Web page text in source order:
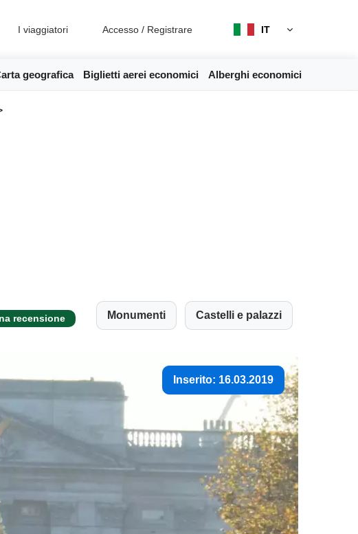
I viaggiatori Accesso / Registrare IT
geografica Biglietti aerei economici Alberghi economici
recensione Monumenti Castelli e palazzi
Inserito: 16.03.2019